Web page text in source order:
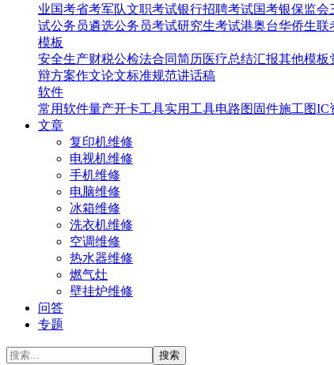
业国考省考军队文职考试银行招聘考试国考银保监会
试公务员遴选公务员考试研究生考试港奥台华侨生联
模板
安全生产财税公检法合同简历医疗总结汇报其他模板
辩方案作文论文标准规范讲话稿
软件
常用软件量产开卡工具实用工具电路图 固件施工图IC
文章
复印机维修
电视机维修
手机维修
电脑维修
冰箱维修
洗衣机维修
空调维修
热水器维修
燃气灶
壁挂炉维修
问答
专题
搜索